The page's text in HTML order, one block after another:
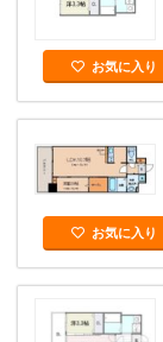
お気に入り
お気に入り